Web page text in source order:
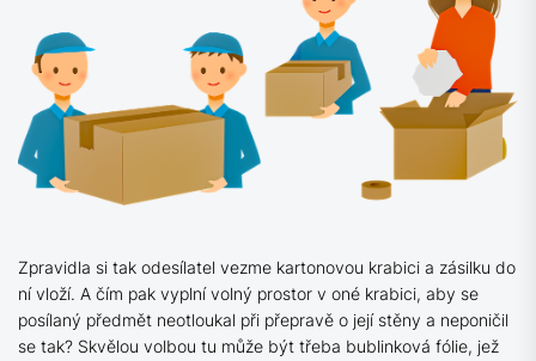
Zpravidla si tak odesílatel vezme kartonovou krabici a zásilku do
ní vloží. A čím pak vyplní volný prostor v oné krabici, aby se
posílaný předmět neotloukal při přepravě o její stěny a neponičil
se tak? Skvělou volbou tu může být třeba bublinková fólie, jež